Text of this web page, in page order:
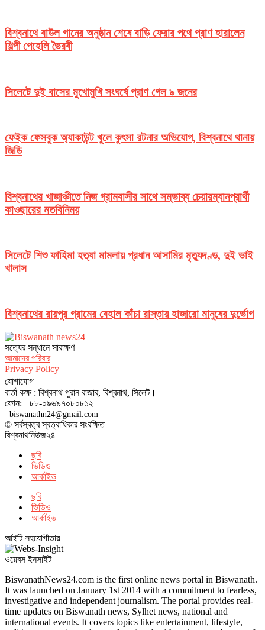
বিশ্বনাথে বাউল গানের অনুষ্ঠান শেষে বাড়ি ফেরার পথে প্রাণ হারালেন
শিল্পী পেহেলি ভৈরবী
সিলেটে দুই বাসের মুখোমুখি সংঘর্ষে প্রাণ গেল ৯ জনের
ফেইক ফেসবুক অ্যাকাউন্ট খুলে কুৎসা রটনার অভিযোগ, বিশ্বনাথে থানায়
জিডি
বিশ্বনাথের খাজাঞ্চীতে নিজ গ্রামবাসীর সাথে সম্ভাব্য চেয়ারম্যানপ্রার্থী
কাওছারের মতবিনিময়
সিলেটে শিশু ফাহিমা হত্যা মামলায় প্রধান আসামির মৃত্যুদণ্ড, দুই ভাই
খালাস
বিশ্বনাথের রায়পুর গ্রামের বেহাল কাঁচা রাস্তায় হাজারো মানুষের দুর্ভোগ
সত‌্যের সন্ধানে সারাক্ষণ
আমাদের পরিবার
Privacy Policy
যোগাযোগ
বার্তা কক্ষ : বিশ্বনাথ পুরান বাজার, বিশ্বনাথ, সিলেট।
ফোন: +৮৮-০৯৬৯৭০৮০৮১২
biswanathn24@gmail.com
© সর্বস্বত্ব স্বত্বাধিকার সংরক্ষিত
বিশ্বনাথনিউজ২৪
ছবি
ভিডিও
আর্কাইভ
ছবি
ভিডিও
আর্কাইভ
আইটি সহযোগীতায়
ওয়েবস ইনসাইট
BiswanathNews24.com is the first online news portal in Biswanath.
It was launched on January 1st 2014 with a commitment to fearless,
investigative and independent journalism. The portal provides real-
time updates on Biswanath news, Sylhet news, national and
international events. It covers topics like entertainment, lifestyle,